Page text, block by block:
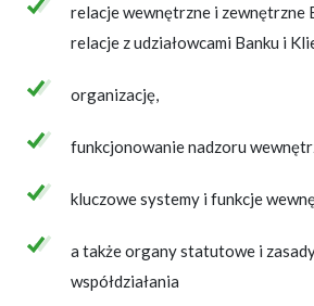
relacje wewnętrzne i zewnętrzne
relacje z udziałowcami Banku i
organizację,
funkcjonowanie nadzoru
kluczowe systemy i funkcje
a także organy statutowe i
współdziałania